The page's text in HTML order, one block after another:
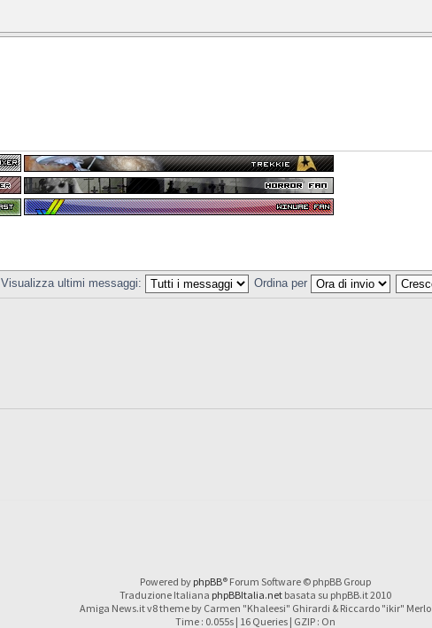
Visualizza ultimi messaggi:
Ordina per
Powered by phpBB® Forum Software © phpBB Group
Traduzione Italiana phpBBItalia.netbasata su phpBB.it 2010
Amiga News.it v8 theme by Carmen "Khaleesi" Ghirardi & Riccardo "ikir" Merlo
Time : 0.055s | 16 Queries | GZIP : On